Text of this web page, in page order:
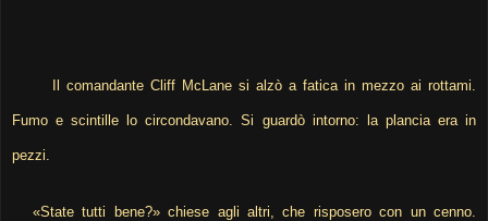
Il comandante Cliff McLane si alzò a fatica in mezzo ai rottami.
Fumo e scintille lo circondavano. Si guardò intorno: la plancia era in
pezzi.
«State tutti bene?» chiese agli altri, che risposero con un cenno.